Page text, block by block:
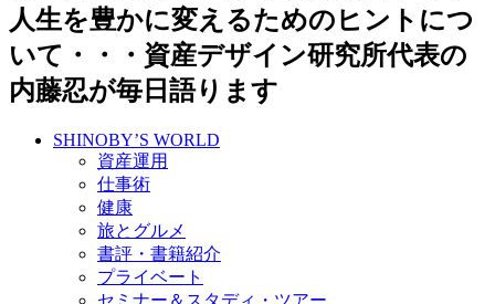
人生を豊かに変えるためのヒントにつ
いて・・・資産デザイン研究所代表の
内藤忍が毎日語ります
SHINOBY’S WORLD
資産運用
仕事術
健康
旅とグルメ
書評・書籍紹介
プライベート
セミナー＆スタディ・ツアー